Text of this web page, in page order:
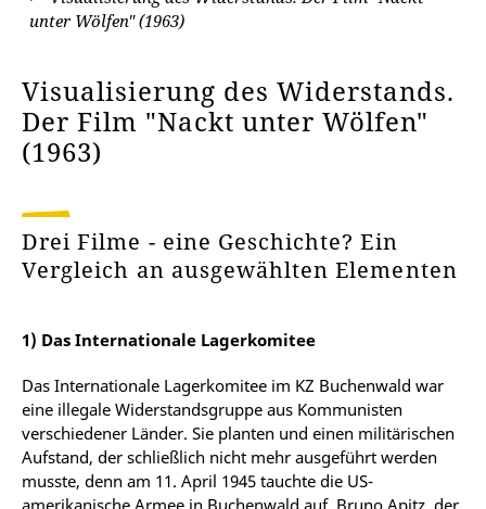
unter Wölfen" (1963)
Visualisierung des Widerstands.
Der Film "Nackt unter Wölfen"
(1963)
Drei Filme - eine Geschichte? Ein
Vergleich an ausgewählten Elementen
1) Das Internationale Lagerkomitee
Das Internationale Lagerkomitee im KZ Buchenwald war
eine illegale Widerstandsgruppe aus Kommunisten
verschiedener Länder. Sie planten und einen militärischen
Aufstand, der schließlich nicht mehr ausgeführt werden
musste, denn am 11. April 1945 tauchte die US-
amerikanische Armee in Buchenwald auf. Bruno Apitz, der